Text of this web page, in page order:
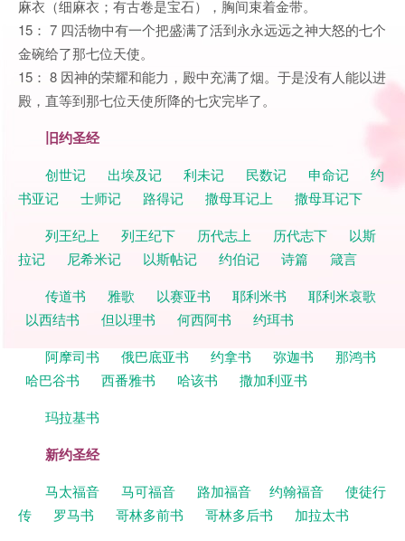
麻衣（细麻衣；有古卷是宝石），胸间束着金带。
15： 7 四活物中有一个把盛满了活到永永远远之神大怒的七个
金碗给了那七位天使。
15： 8 因神的荣耀和能力，殿中充满了烟。于是没有人能以进
殿，直等到那七位天使所降的七灾完毕了。
旧约圣经
创世记 出埃及记 利未记 民数记 申命记
约
书亚记
士师记 路得记 撒母耳记上
撒母耳记下
列王纪上
列王纪下 历代志上 历代志下
以斯
拉记
尼希米记 以斯帖记 约伯记 诗篇
箴言
传道书
雅歌 以赛亚书 耶利米书
耶利米哀歌
以西结书
但以理书 何西阿书
约珥书
阿摩司书
俄巴底亚书 约拿书 弥迦书
那鸿书
哈巴谷书
西番雅书 哈该书
撒加利亚书
玛拉基书
新约圣经
马太福音 马可福音 路加福音 约翰福音
使徒行
传
罗马书 哥林多前书 哥林多后书
加拉太书